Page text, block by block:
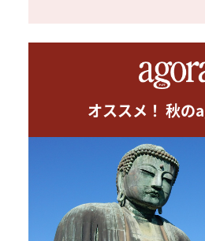
オススメ！ 秋の